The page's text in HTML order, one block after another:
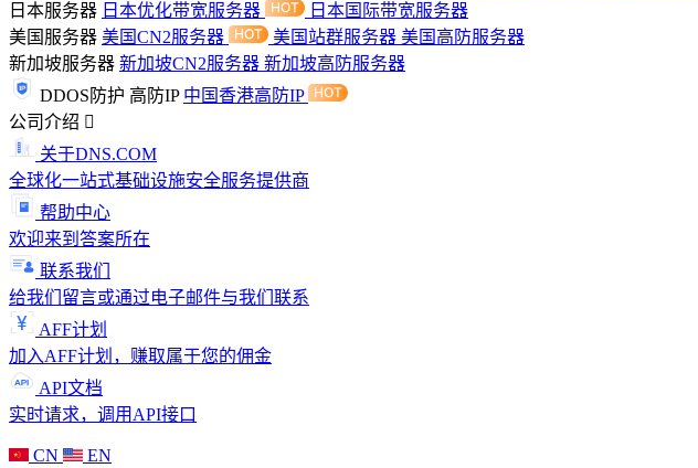
日本服务器 日本优化带宽服务器
日本国际带宽服务器
美国服务器 美国CN2服务器 美国站群服务器 美国高防服务器
新加坡服务器 新加坡CN2服务器 新加坡高防服务器
DDOS防护 高防IP 中国香港高防IP
公司介绍
关于DNS.COM
全球化一站式基础设施安全服务提供商
帮助中心
欢迎来到答案所在
联系我们
给我们留言或通过电子邮件与我们联系
AFF计划
加入AFF计划，赚取属于您的佣金
API文档
实时请求，调用API接口
CN
EN